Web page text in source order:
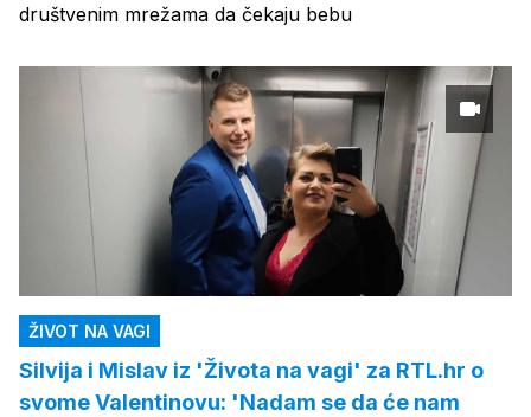
društvenim mrežama da čekaju bebu
ŽIVOT NA VAGI
Silvija i Mislav iz 'Života na vagi' za RTL.hr o
svome Valentinovu: 'Nadam se da će nam